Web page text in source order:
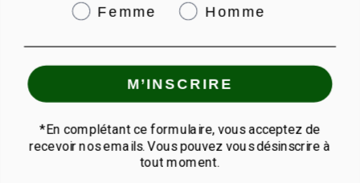
© PUNCH POWER 2026 | Paiement sécurisé | *Norme AFNOR NF EN 17444. Voir
fiche produit.
granions.fr|eafit.com
Paiement sécurisé avec
GenreFemme Homme
M’INSCRIRE
*En complétant ce formulaire, vous acceptez de
recevoir nos emails. Vous pouvez vous désinscrire à
tout moment.